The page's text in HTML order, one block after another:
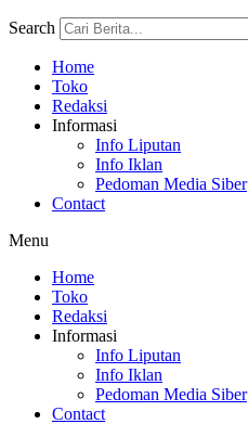
Search
Home
Toko
Redaksi
Informasi
Info Liputan
Info Iklan
Pedoman Media Siber
Contact
Menu
Home
Toko
Redaksi
Informasi
Info Liputan
Info Iklan
Pedoman Media Siber
Contact